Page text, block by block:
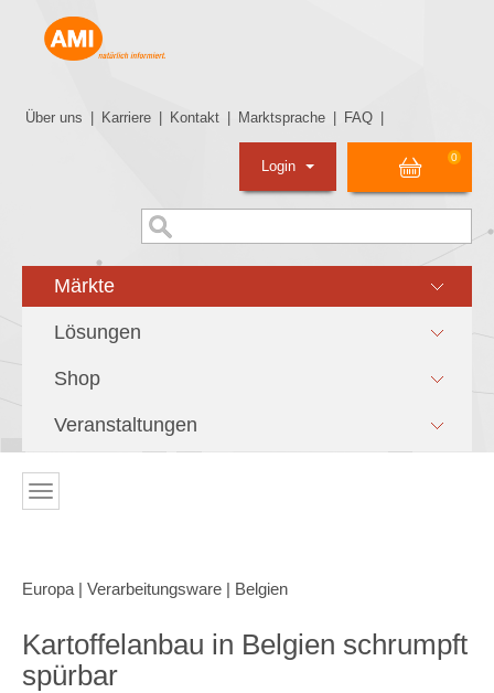
Über uns Karriere Kontakt Marktsprache FAQ
0
Login
Märkte
Lösungen
Shop
Veranstaltungen
Europa | Verarbeitungsware | Belgien
Kartoffelanbau in Belgien schrumpft
spürbar